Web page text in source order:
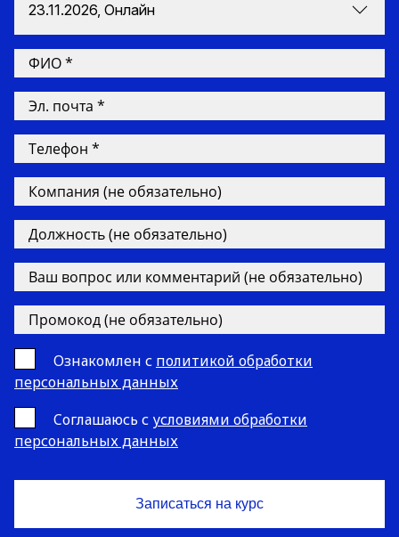
23.11.2026, Онлайн
Ознакомлен с политикой обработки
персональных данных
Cоглашаюсь с условиями обработки
персональных данных